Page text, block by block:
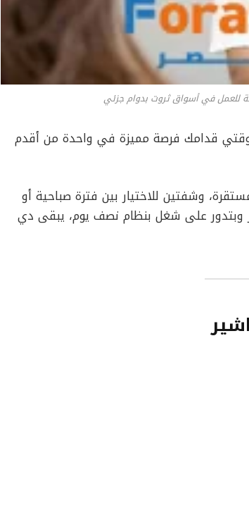
للعمل في أسواق ثروت بدوام جزئي
قدامك فرصة مميزة في واحدة من أقدم
وشفتين للاختيار بين فترة صباحية أو
على شغل بنظام نصف يوم، يبقى دي